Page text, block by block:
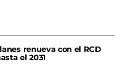
renueva con el RCD
el 2031